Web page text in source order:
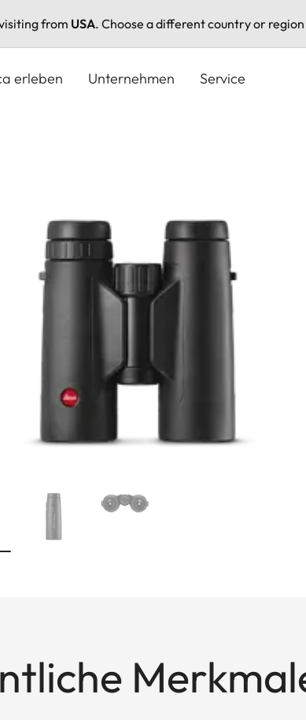
from USA. Choose a different country or
erleben Unternehmen Service